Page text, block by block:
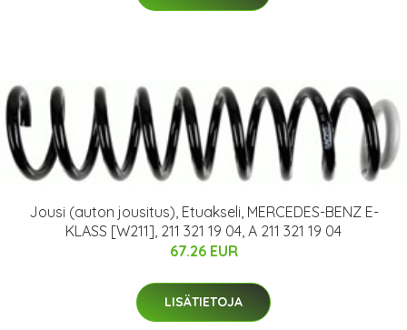
Jousi (auton jousitus), Etuakseli, MERCEDES-BENZ E-
KLASS [W211], 211 321 19 04, A 211 321 19 04
67.26 EUR
LISÄTIETOJA